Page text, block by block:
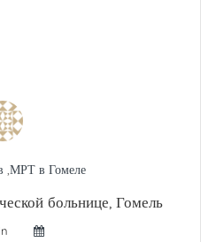
,МРТ в Гомеле
больнице, Гомель